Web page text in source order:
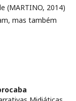
(MARTINO, 2014)
mas também